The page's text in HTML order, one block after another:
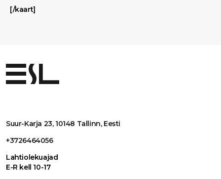
[/kaart]
Suur-Karja 23, 10148 Tallinn, Eesti
+3726464056
Lahtiolekuajad
E-R kell 10-17